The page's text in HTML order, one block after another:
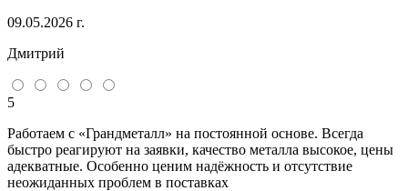
09.05.2026 г.
Дмитрий
5
Работаем с «Грандметалл» на постоянной основе. Всегда
быстро реагируют на заявки, качество металла высокое, цены
адекватные. Особенно ценим надёжность и отсутствие
неожиданных проблем в поставках